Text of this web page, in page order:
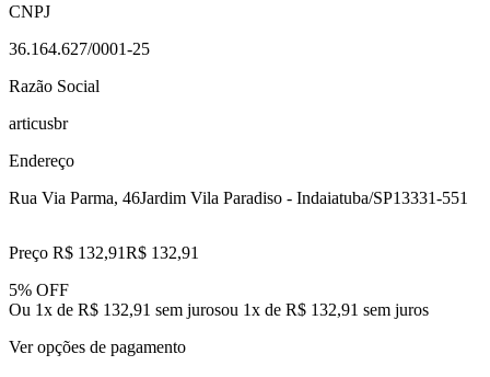
CNPJ
36.164.627/0001-25
Razão Social
articusbr
Endereço
Rua Via Parma, 46Jardim Vila Paradiso - Indaiatuba/SP13331-551
Preço R$ 132,91R$ 132,91
5% OFF
Ou 1x de R$ 132,91 sem jurosou 1x de R$ 132,91 sem juros
Ver opções de pagamento